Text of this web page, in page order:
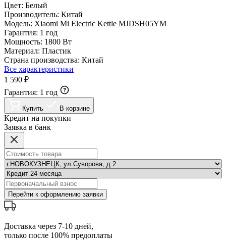
Цвет: Белый
Производитель: Китай
Модель: Xiaomi Mi Electric Kettle MJDSH05YM
Гарантия: 1 год
Мощность: 1800 Вт
Материал: Пластик
Страна производства: Китай
Все характеристики
1 590 ₽
Гарантия: 1 год
Купить В корзине
Кредит на покупки
Заявка в банк
Перейти к оформлению заявки
Доставка через 7-10 дней,
только после 100% предоплаты